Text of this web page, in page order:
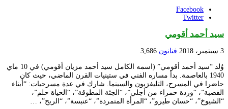
Facebook
Twitter
سيد أحمد أقومي
3 سبتمبر، 2018 فنانون 3,686
وُلد “سيد أحمد أقومي” (اسمه الكامل سيد أحمد مزيان أقومي) في 10 ماي
1940 بالعاصمة. بدأ مساره الفني في ستينيات القرن الماضي، حيث كان
حاضرا في المسرح، التليفزيون والسينما. شارك في عدة مسرحيات: “أبناء
القصبة”، “وردة حمراء من أجلي”، “الجثة المطوقة”، “الحياة حلم”،
“الشيوخ”، “حسان طيرو”، “المرأة المتمردة”، “عنبسة”، “الريح”، …